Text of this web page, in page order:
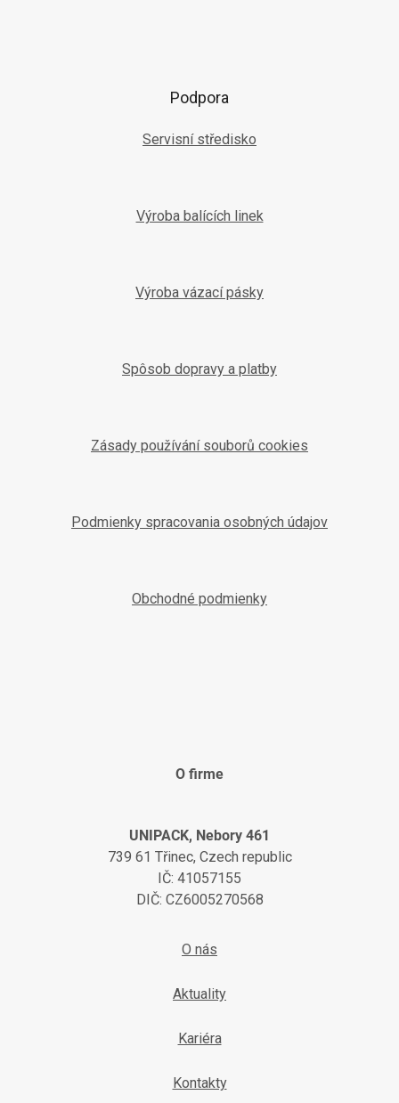
Podpora
Servisní středisko
Výroba balících linek
Výroba vázací pásky
Spôsob dopravy a platby
Zásady používání souborů cookies
Podmienky spracovania osobných údajov
Obchodné podmienky
O firme
UNIPACK, Nebory 461
739 61 Třinec, Czech republic
IČ: 41057155
DIČ: CZ6005270568
O nás
Aktuality
Kariéra
Kontakty